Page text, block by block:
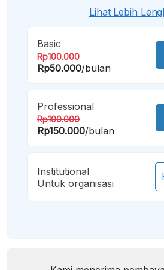
Lihat Lebih
Basic
Rp100.000
Rp50.000/bulan
Professional
Rp100.000
Rp150.000/bulan
Institutional
Untuk organisasi